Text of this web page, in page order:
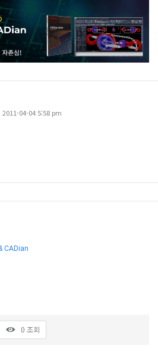
2011-04-04 5:58 pm
CADian
0 조회